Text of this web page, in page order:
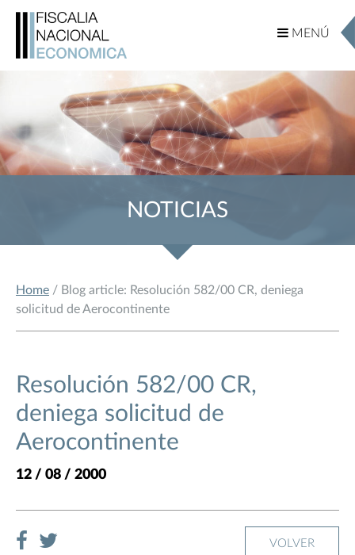
MENÚ
MENÚ
NOTICIAS
Home / Blog article: Resolución 582/00 CR, deniega
solicitud de Aerocontinente
Resolución 582/00 CR,
deniega solicitud de
Aerocontinente
12 / 08 / 2000
VOLVER